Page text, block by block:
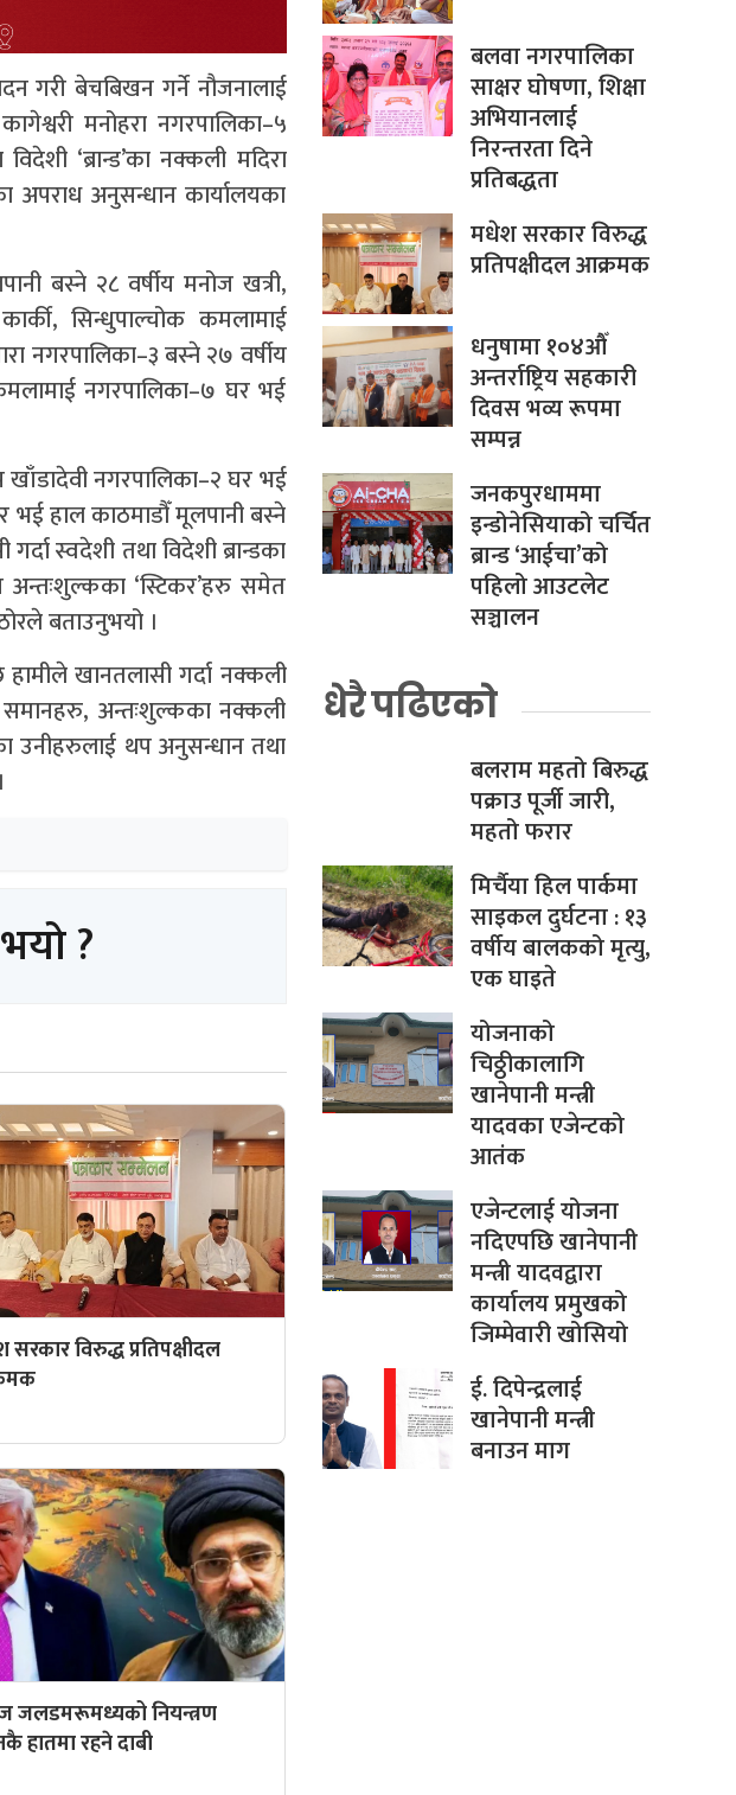
गरी बेचबिखन गर्ने नौजनालाई
मनोहरा नगरपालिका–५
‘ब्रान्ड’का नक्कली मदिरा
अपराध अनुसन्धान कार्यालयका
बस्ने २८ वर्षीय मनोज खत्री,
सिन्धुपाल्चोक कमलामाई
नगरपालिका–३ बस्ने २७ वर्षीय
नगरपालिका–७ घर भई
खाँडादेवी नगरपालिका–२ घर भई
भई हाल काठमाडौँ मूलपानी बस्ने
स्वदेशी तथा विदेशी ब्रान्डका
अन्तःशुल्कका ‘स्टिकर’हरु समेत
बताउनुभयो ।
हामीले खानतलासी गर्दा नक्कली
समानहरु, अन्तःशुल्कका नक्कली
उनीहरुलाई थप अनुसन्धान तथा
?
विरुद्ध प्रतिपक्षीदल
जलडमरूमध्यको नियन्त्रण
हातमा रहने दाबी
बलवा नगरपालिका
साक्षर घोषणा, शिक्षा
अभियानलाई
निरन्तरता दिने
प्रतिबद्धता
मधेश सरकार विरुद्ध
प्रतिपक्षीदल आक्रमक
धनुषामा १०४औँ
अन्तर्राष्ट्रिय सहकारी
दिवस भव्य रूपमा
सम्पन्न
जनकपुरधाममा
इन्डोनेसियाको चर्चित
ब्रान्ड ‘आईचा’को
पहिलो आउटलेट
सञ्चालन
धेरै पढिएको
बलराम महतो बिरुद्ध
पक्राउ पूर्जी जारी,
महतो फरार
मिर्चैया हिल पार्कमा
साइकल दुर्घटना : १३
वर्षीय बालकको मृत्यु,
एक घाइते
योजनाको
चिठ्ठीकालागि
खानेपानी मन्त्री
यादवका एजेन्टको
आतंक
एजेन्टलाई योजना
नदिएपछि खानेपानी
मन्त्री यादवद्वारा
कार्यालय प्रमुखको
जिम्मेवारी खोसियो
ई. दिपेन्द्रलाई
खानेपानी मन्त्री
बनाउन माग